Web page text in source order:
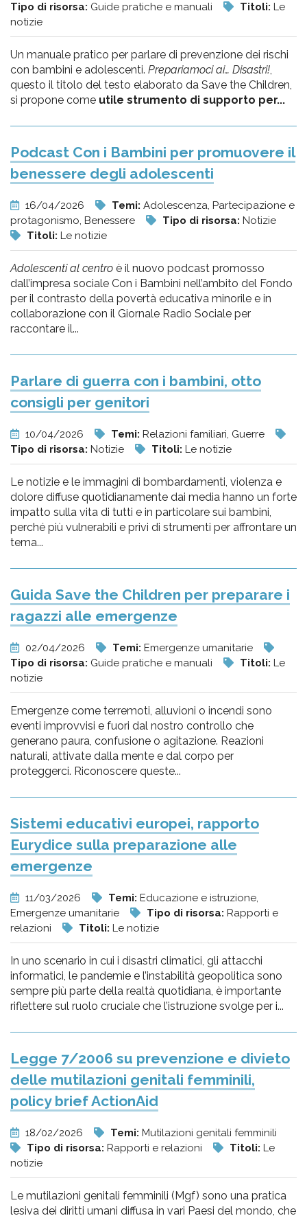
Tipo di risorsa: Guide pratiche e manuali Titoli: Le
notizie
Un manuale pratico per parlare di prevenzione dei rischi
con bambini e adolescenti. Prepariamoci ai… Disastri!,
questo il titolo del testo elaborato da Save the Children,
si propone come utile strumento di supporto per...
Podcast Con i Bambini per promuovere il
benessere degli adolescenti
16/04/2026 Temi: Adolescenza, Partecipazione e
protagonismo, Benessere
Tipo di risorsa: Notizie
Titoli: Le notizie
Adolescenti al centro è il nuovo podcast promosso
dall’impresa sociale Con i Bambini nell’ambito del Fondo
per il contrasto della povertà educativa minorile e in
collaborazione con il Giornale Radio Sociale per
raccontare il...
Parlare di guerra con i bambini, otto
consigli per genitori
10/04/2026 Temi: Relazioni familiari, Guerre
Tipo di risorsa: Notizie Titoli: Le notizie
Le notizie e le immagini di bombardamenti, violenza e
dolore diffuse quotidianamente dai media hanno un forte
impatto sulla vita di tutti e in particolare sui bambini,
perché più vulnerabili e privi di strumenti per affrontare un
tema...
Guida Save the Children per preparare i
ragazzi alle emergenze
02/04/2026 Temi: Emergenze umanitarie
Tipo di risorsa: Guide pratiche e manuali Titoli: Le
notizie
Emergenze come terremoti, alluvioni o incendi sono
eventi improvvisi e fuori dal nostro controllo che
generano paura, confusione o agitazione. Reazioni
naturali, attivate dalla mente e dal corpo per
proteggerci. Riconoscere queste...
Sistemi educativi europei, rapporto
Eurydice sulla preparazione alle
emergenze
11/03/2026 Temi: Educazione e istruzione,
Emergenze umanitarie
Tipo di risorsa: Rapporti e
relazioni
Titoli: Le notizie
In uno scenario in cui i disastri climatici, gli attacchi
informatici, le pandemie e l’instabilità geopolitica sono
sempre più parte della realtà quotidiana, è importante
riflettere sul ruolo cruciale che l’istruzione svolge per i...
Legge 7/2006 su prevenzione e divieto
delle mutilazioni genitali femminili,
policy brief ActionAid
18/02/2026 Temi: Mutilazioni genitali femminili
Tipo di risorsa: Rapporti e relazioni Titoli: Le
notizie
Le mutilazioni genitali femminili (Mgf) sono una pratica
lesiva dei diritti umani diffusa in vari Paesi del mondo, che